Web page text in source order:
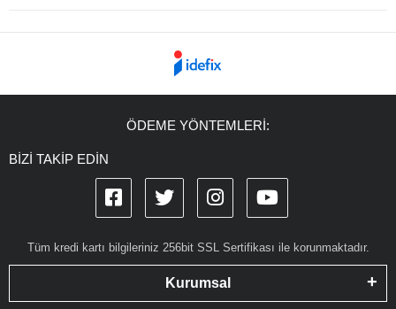
ÖDEME YÖNTEMLERİ:
BİZİ TAKİP EDİN
Tüm kredi kartı bilgileriniz 256bit SSL Sertifikası ile korunmaktadır.
Kurumsal